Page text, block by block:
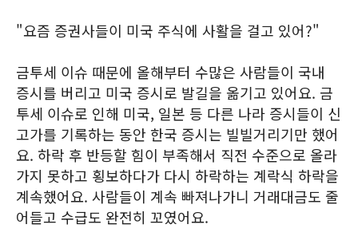
"요즘 증권사들이 미국 주식에 사활을 걸고 있어?"
금투세 이슈 때문에 올해부터 수많은 사람들이 국내
증시를 버리고 미국 증시로 발길을 옮기고 있어요. 금
투세 이슈로 인해 미국, 일본 등 다른 나라 증시들이 신
고가를 기록하는 동안 한국 증시는 빌빌거리기만 했어
요. 하락 후 반등할 힘이 부족해서 직전 수준으로 올라
가지 못하고 횡보하다가 다시 하락하는 계락식 하락을
계속했어요. 사람들이 계속 빠져나가니 거래대금도 줄
어들고 수급도 완전히 꼬였어요.